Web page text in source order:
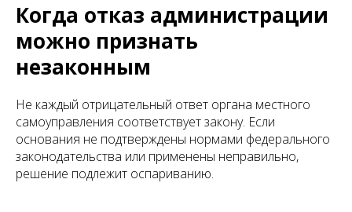
Когда отказ администрации
можно признать
незаконным
Не каждый отрицательный ответ органа местного
самоуправления соответствует закону. Если
основания не подтверждены нормами федерального
законодательства или применены неправильно,
решение подлежит оспариванию.